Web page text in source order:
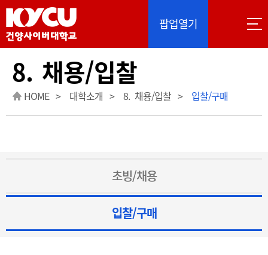
이 사이트는 Google 자동 번역을 제공합니다. 번역
팝업열기
8. 채용/입찰
HOME 대학소개 8. 채용/입찰 입찰/구매
초빙/채용
입찰/구매